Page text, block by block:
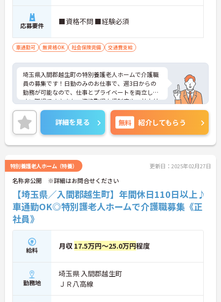
応募要件 ■資格不問 ■経験必須
車通勤可 無資格OK 社会保険完備 交通費支給
埼玉県入間郡越生町の特別養護老人ホームで介護職
員の募集です！日勤のみのお仕事で、週3日からの
勤務が可能なので、仕事とプライベートを両立しや
すい職場です♪また、資格取得支援制度や、社内外
研修の参加支援などがあるので、働きながらスキル
アップを目指せます！ご興味のある方は、面接ポイ
ントをお伝えしますので、お気軽にご連絡くださ
い。
詳細を見る 無料 紹介してもらう
特別養護老人ホーム（特養） 更新日：2025年02月27日
名称非公開 ※詳細はお問合せください
【埼玉県／入間郡越生町】年間休日110日以上♪
車通勤OK◎特別護老人ホームで介護職募集《正
社員》
給料 月収 17.5万円～25.0万円程度
勤務地
埼玉県 入間郡越生町
ＪＲ八高線